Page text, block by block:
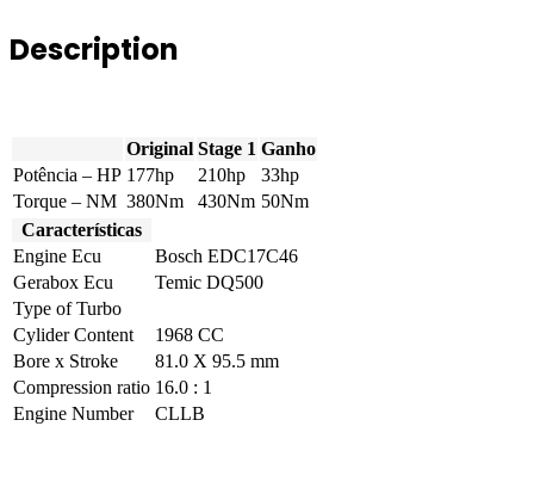
Description
Original Stage 1 Ganho
Potência – HP 177hp 210hp
33hp
Torque – NM 380Nm 430Nm 50Nm
Características
Engine Ecu
Bosch EDC17C46
Gerabox Ecu
Temic DQ500
Type of Turbo
Cylider Content
1968 CC
Bore x Stroke
81.0 X 95.5 mm
Compression ratio 16.0 : 1
Engine Number
CLLB